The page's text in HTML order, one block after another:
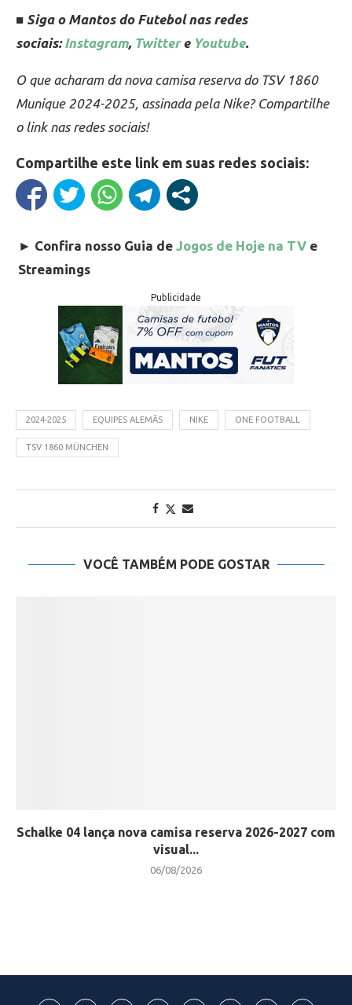
■ Siga o Mantos do Futebol nas redes
sociais:Instagram, Twittere Youtube.
O que acharam da nova camisa reserva do TSV 1860
Munique 2024-2025, assinada pela Nike? Compartilhe
o link nas redes sociais!
Compartilhe este link em suas redes sociais:
► Confira nosso Guia de Jogos de Hoje na TV e
Streamings
Publicidade
2024-2025 EQUIPES ALEMÃS NIKE ONE FOOTBALL
TSV 1860 MÜNCHEN
VOCÊ TAMBÉM PODE GOSTAR
Schalke 04 lança nova camisa reserva 2026-2027 com
visual...
06/08/2026